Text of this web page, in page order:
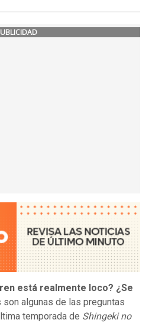
está realmente loco? ¿Se
son algunas de las preguntas
temporada de Shingeki no